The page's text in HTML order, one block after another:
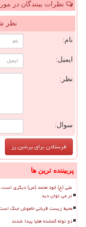
نظرات بینندگان در
نظر
نام:
ایمیل:
نظر:
سوال:
پربیننده ترین ها
علی (ع) خود محمد (ص) دیگری است،
تر می توان دید
محیط زیست قربانی خاموش جنگ
دو توله گمشده هلیا پیدا شدند